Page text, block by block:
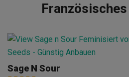
Sage N Sour